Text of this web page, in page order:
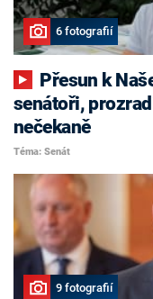
6 fotografií
senátoři,
nečekaně
Téma: Senát
9 fotografií